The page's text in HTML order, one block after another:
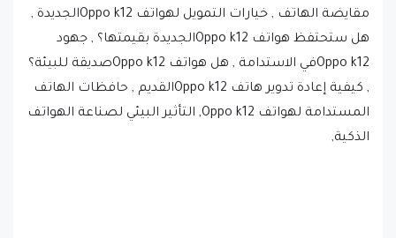
مقايضة الهاتف , خيارات التمويل لهواتف Oppo k12الجديدة ,
هل ستحتفظ هواتف Oppo k12الجديدة بقيمتها؟ , جهود
Oppo k12في الاستدامة , هل هواتف Oppo k12صديقة للبيئة؟
, كيفية إعادة تدوير هاتف Oppo k12القديم , حافظات الهاتف
المستدامة لهواتف Oppo k12, التأثير البيئي لصناعة الهواتف
الذكية,